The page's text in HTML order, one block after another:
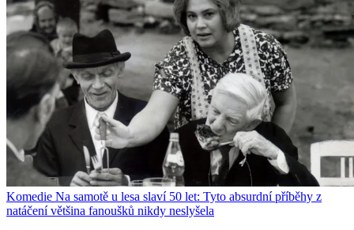
Komedie Na samotě u lesa slaví 50 let: Tyto absurdní příběhy z
natáčení většina fanoušků nikdy neslyšela